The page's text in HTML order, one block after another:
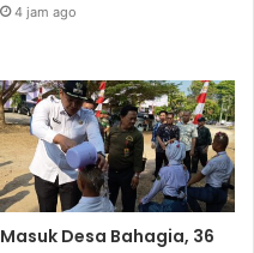
4 jam ago
Masuk Desa Bahagia, 36